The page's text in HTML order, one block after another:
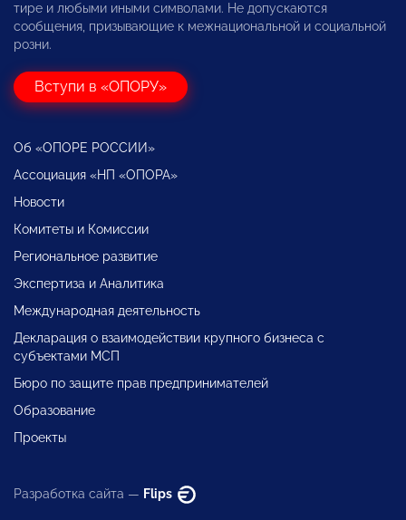
тире и любыми иными символами. Не допускаются
сообщения, призывающие к межнациональной и социальной
розни.
Вступи в «ОПОРУ»
Об «ОПОРЕ РОССИИ»
Ассоциация «НП «ОПОРА»
Новости
Комитеты и Комиссии
Региональное развитие
Экспертиза и Аналитика
Международная деятельность
Декларация о взаимодействии крупного бизнеса с
субъектами МСП
Бюро по защите прав предпринимателей
Образование
Проекты
Разработка сайта — Flips